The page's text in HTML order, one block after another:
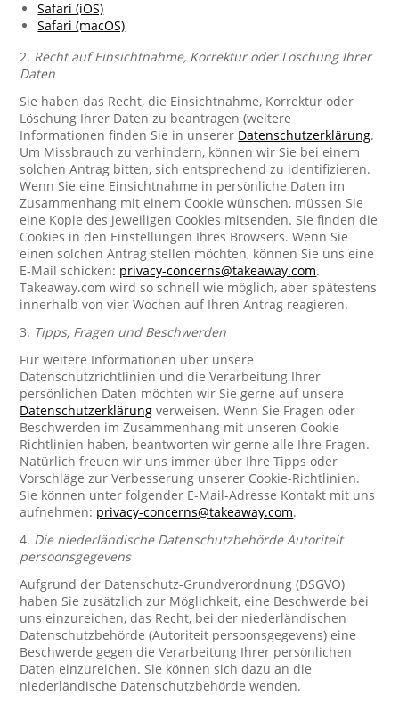
Safari (iOS)
Safari (macOS)
2. Recht auf Einsichtnahme, Korrektur oder Löschung Ihrer
Daten
Sie haben das Recht, die Einsichtnahme, Korrektur oder
Löschung Ihrer Daten zu beantragen (weitere
Informationen finden Sie in unserer Datenschutzerklärung.
Um Missbrauch zu verhindern, können wir Sie bei einem
solchen Antrag bitten, sich entsprechend zu identifizieren.
Wenn Sie eine Einsichtnahme in persönliche Daten im
Zusammenhang mit einem Cookie wünschen, müssen Sie
eine Kopie des jeweiligen Cookies mitsenden. Sie finden die
Cookies in den Einstellungen Ihres Browsers. Wenn Sie
einen solchen Antrag stellen möchten, können Sie uns eine
E-Mail schicken: privacy-concerns@takeaway.com.
Takeaway.com wird so schnell wie möglich, aber spätestens
innerhalb von vier Wochen auf Ihren Antrag reagieren.
3. Tipps, Fragen und Beschwerden
Für weitere Informationen über unsere
Datenschutzrichtlinien und die Verarbeitung Ihrer
persönlichen Daten möchten wir Sie gerne auf unsere
Datenschutzerklärung verweisen. Wenn Sie Fragen oder
Beschwerden im Zusammenhang mit unseren Cookie-
Richtlinien haben, beantworten wir gerne alle Ihre Fragen.
Natürlich freuen wir uns immer über Ihre Tipps oder
Vorschläge zur Verbesserung unserer Cookie-Richtlinien.
Sie können unter folgender E-Mail-Adresse Kontakt mit uns
aufnehmen: privacy-concerns@takeaway.com.
4. Die niederländische Datenschutzbehörde Autoriteit
persoonsgegevens
Aufgrund der Datenschutz-Grundverordnung (DSGVO)
haben Sie zusätzlich zur Möglichkeit, eine Beschwerde bei
uns einzureichen, das Recht, bei der niederländischen
Datenschutzbehörde (Autoriteit persoonsgegevens) eine
Beschwerde gegen die Verarbeitung Ihrer persönlichen
Daten einzureichen. Sie können sich dazu an die
niederländische Datenschutzbehörde wenden.